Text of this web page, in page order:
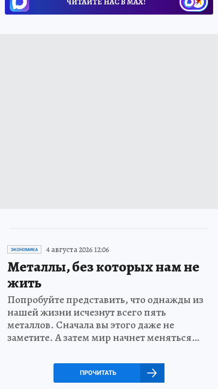
ЭКОНОМИКА 4 августа 2026 12:06
Металлы, без которых нам не
жить
Попробуйте представить, что однажды из
нашей жизни исчезнут всего пять
металлов. Сначала вы этого даже не
заметите. А затем мир начнет меняться…
ПРОЧИТАТЬ